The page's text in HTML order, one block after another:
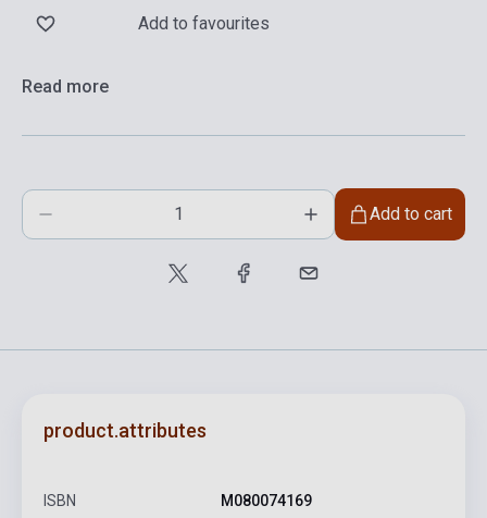
Add to favourites
Read more
Add to cart
product.attributes
ISBN M080074169